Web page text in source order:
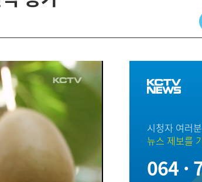
시청자 여러분
뉴스 제보를
064 ·